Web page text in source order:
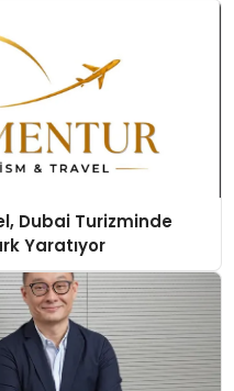
Dubai Turizminde
Yaratıyor